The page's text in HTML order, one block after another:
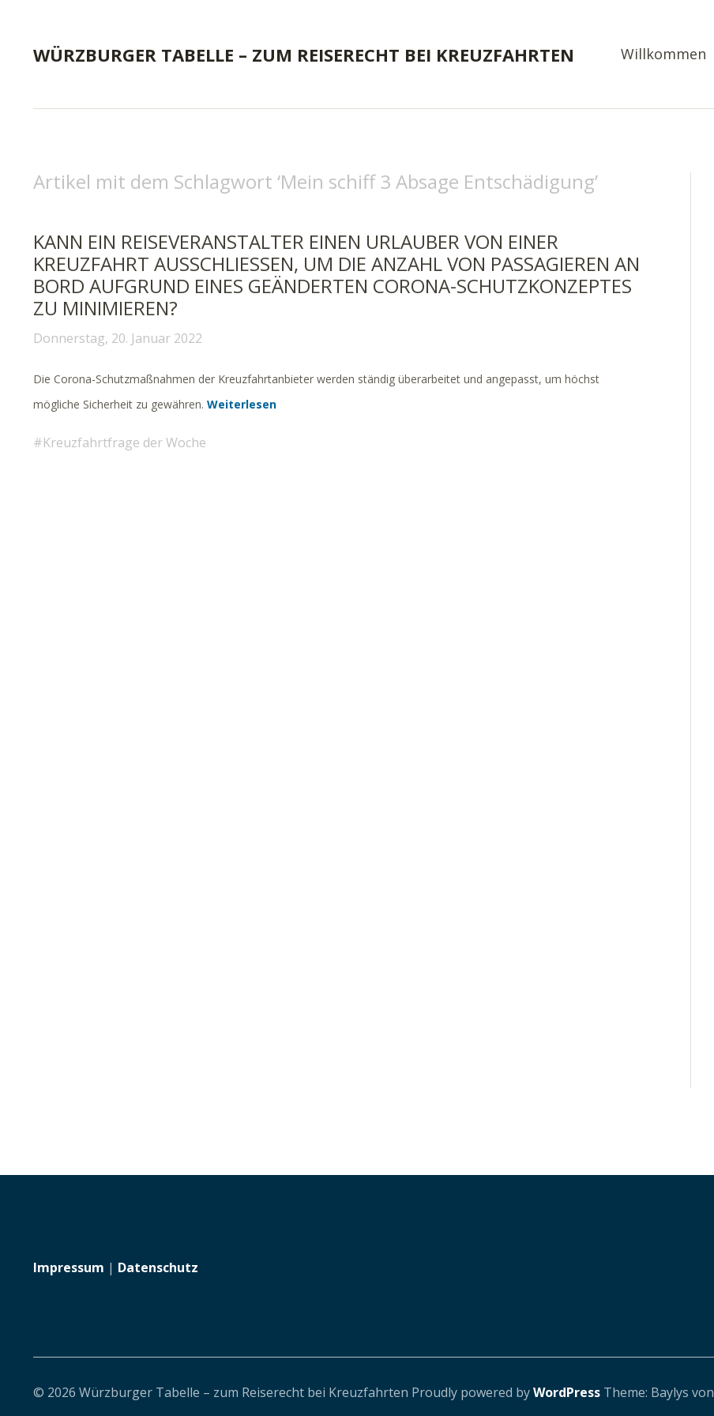
WÜRZBURGER TABELLE – ZUM REISERECHT BEI KREUZFAHRTEN Willkommen
Artikel mit dem Schlagwort ‘Mein schiff 3 Absage Entschädigung’
KANN EIN REISEVERANSTALTER EINEN URLAUBER VON EINER
KREUZFAHRT AUSSCHLIESSEN, UM DIE ANZAHL VON PASSAGIEREN AN B
ORD AUFGRUND EINES GEÄNDERTEN CORONA-SCHUTZKONZEPTES Z
U MINIMIEREN?
Donnerstag, 20. Januar 2022
Die Corona-Schutzmaßnahmen der Kreuzfahrtanbieter werden ständig überarbeitet und angepasst, um höchst
mögliche Sicherheit zu gewähren. Weiterlesen
Kreuzfahrtfrage der Woche
Impressum | Datenschutz
© 2026 Würzburger Tabelle – zum Reiserecht bei Kreuzfahrten Proudly powered byWordPress Theme: Baylys von